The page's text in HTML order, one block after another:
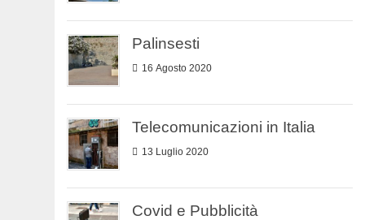
Palinsesti
16 Agosto 2020
Telecomunicazioni in Italia
13 Luglio 2020
Covid e Pubblicità